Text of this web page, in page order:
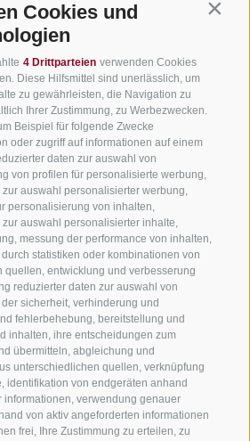
Cookies und
4 Drittparteien verwenden Cookies
Diese Hilfsmittel sind unerlässlich, um
zu gewährleisten, die Navigation zu
Ihrer Zustimmung, zu Werbezwecken.
Beispiel für folgende Zwecke
oder zugriff auf informationen auf einem
daten zur auswahl von
von profilen für personalisierte werbung,
auswahl personalisierter werbung,
personalisierung von inhalten,
auswahl personalisierter inhalte,
messung der performance von inhalten,
statistiken oder kombinationen von
quellen, entwicklung und verbesserung
reduzierter daten zur auswahl von
sicherheit, verhinderung und
fehlerbehebung, bereitstellung und
inhalten, ihre entscheidungen zum
übermitteln, abgleichung und
unterschiedlichen quellen, verknüpfung
identifikation von endgeräten anhand
informationen, verwendung genauer
von aktiv angeforderten informationen
frei, Ihre Zustimmung zu erteilen, zu
Jenesien
und hol dir die neuesten Infos zu
direkt nach Hause.
freuen uns auf dich!
anmelden!